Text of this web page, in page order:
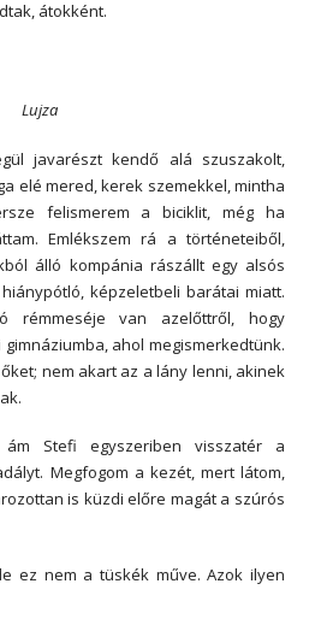
átokként.
Lujza
javarészt kendő alá szuszakolt,
elé mered, kerek szemekkel, mintha
felismerem a biciklit, még ha
Emlékszem rá a történeteiből,
álló kompánia rászállt egy alsós
képzeletbeli barátai miatt.
rémmeséje van azelőttről, hogy
ahol megismerkedtünk.
nem akart az a lány lenni, akinek
Stefi egyszeriben visszatér a
Megfogom a kezét, mert látom,
is küzdi előre magát a szúrós
ez nem a tüskék műve. Azok ilyen